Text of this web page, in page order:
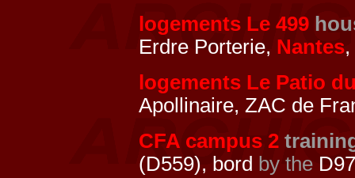
logements Le 499
Erdre Porterie, Nantes
logements Le Patio
Apollinaire, ZAC de
CFA campus 2
(D559), bord by the